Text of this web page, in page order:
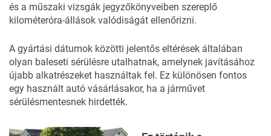
és a műszaki vizsgák jegyzőkönyveiben szereplő
kilométeróra-állások valódiságát ellenőrizni.
A gyártási dátumok közötti jelentős eltérések általában
olyan baleseti sérülésre utalhatnak, amelynek javításához
újabb alkatrészeket használtak fel. Ez különösen fontos
egy használt autó vásárlásakor, ha a járművet
sérülésmentesnek hirdették.